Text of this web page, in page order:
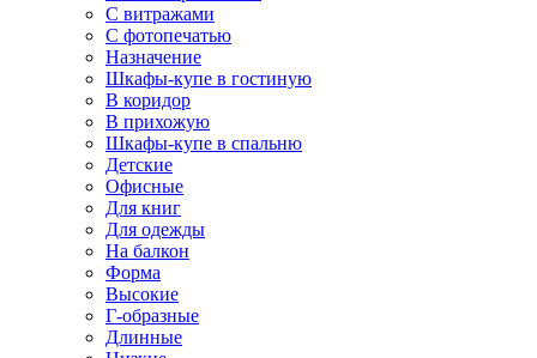
С витражами
С фотопечатью
Назначение
Шкафы-купе в гостиную
В коридор
В прихожую
Шкафы-купе в спальню
Детские
Офисные
Для книг
Для одежды
На балкон
Форма
Высокие
Г-образные
Длинные